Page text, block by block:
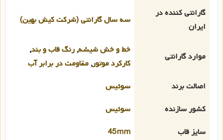
گارانتی کننده در
ایران
سه سال گارانتی (شرکت کیش بهین)
موارد گارانتی
خط و خش شیشه, رنگ قاب و بند,
کارکرد موتور, مقاومت در برابر آب
اصالت برند
سوئیس
کشور سازنده
سوئیس
سایز قاب
45mm